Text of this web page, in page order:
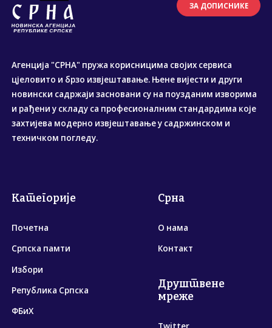
ЗА ДОПИСНИКЕ
Агенција "СРНА" пружа корисницима својих сервиса
цјеловито и брзо извјештавање. Њене вијести и други
новински садржаји засновани су на поузданим изворима
и рађени у складу са професионалним стандардима које
захтијева модерно извјештавање у садржинском и
техничком погледу.
Категорије
Почетна
Српска памти
Избори
Република Српска
ФБиХ
Срна
О нама
Контакт
Друштвене
мреже